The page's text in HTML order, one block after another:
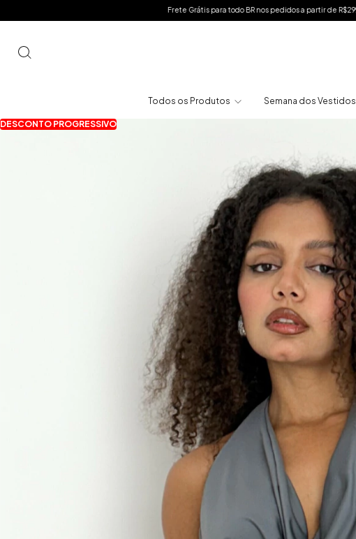
Frete Grátis para todo BR nos pedidos a partir de R$299 | + 5% OFF EXTRA para pagamentos no PIX
Todos os Produtos Semana dos Vestidos
DESCONTO PROGRESSIVO